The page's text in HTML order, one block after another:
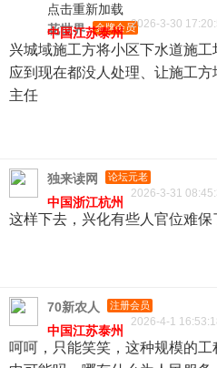
点击重新加载
花世界 金牌会员2026-3-30
中国江苏泰州
兴城域施工方将小区下水道施
应到现在都没人处理、让施工
主任
独来读网 论坛元老
2026-3-31
中国浙江杭州
这样下去，兴化有些人官位难保
70新农人 注册会员
2026-4-1
中国江苏泰州
呵呵，只能笑笑，这种规模的